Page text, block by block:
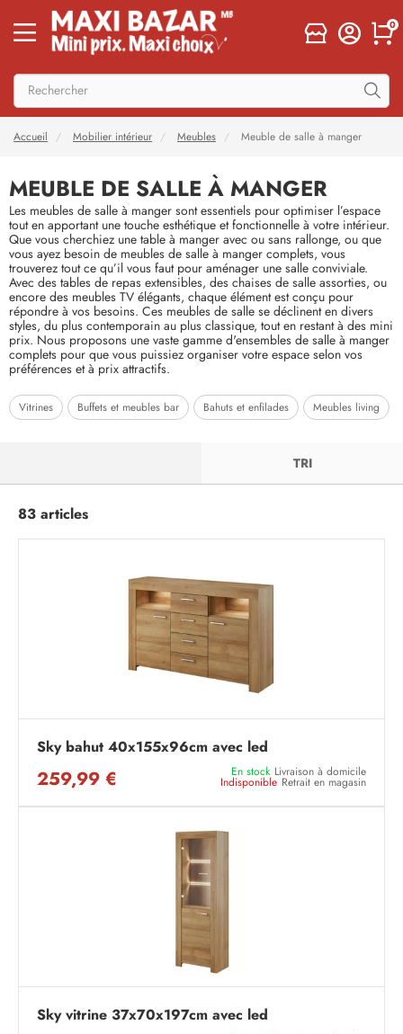
0
Accueil Mobilier intérieur Meubles Meuble de salle à manger
MEUBLE DE SALLE À MANGER
Les meubles de salle à manger sont essentiels pour optimiser l’espace
tout en apportant une touche esthétique et fonctionnelle à votre intérieur.
Que vous cherchiez une table à manger avec ou sans rallonge, ou que
vous ayez besoin de meubles de salle à manger complets, vous
trouverez tout ce qu’il vous faut pour aménager une salle conviviale.
Avec des tables de repas extensibles, des chaises de salle assorties, ou
encore des meubles TV élégants, chaque élément est conçu pour
répondre à vos besoins. Ces meubles de salle se déclinent en divers
styles, du plus contemporain au plus classique, tout en restant à des mini
prix. Nous proposons une vaste gamme d'ensembles de salle à manger
complets pour que vous puissiez organiser votre espace selon vos
préférences et à prix attractifs.
Vitrines Buffets et meubles bar Bahuts et enfilades Meubles living
TRI
Sky bahut 40x155x96cm avec led
259,99 € En stock Livraison à domicile
Indisponible Retrait en magasin
Sky vitrine 37x70x197cm avec led
83 articles